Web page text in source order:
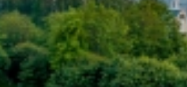
Новочебоксарска и окрестностей
ЧебоксарЛучшие фотографии